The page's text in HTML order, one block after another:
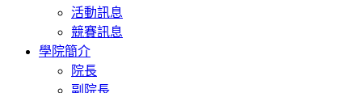
活動訊息
競賽訊息
學院簡介
院長
副院長